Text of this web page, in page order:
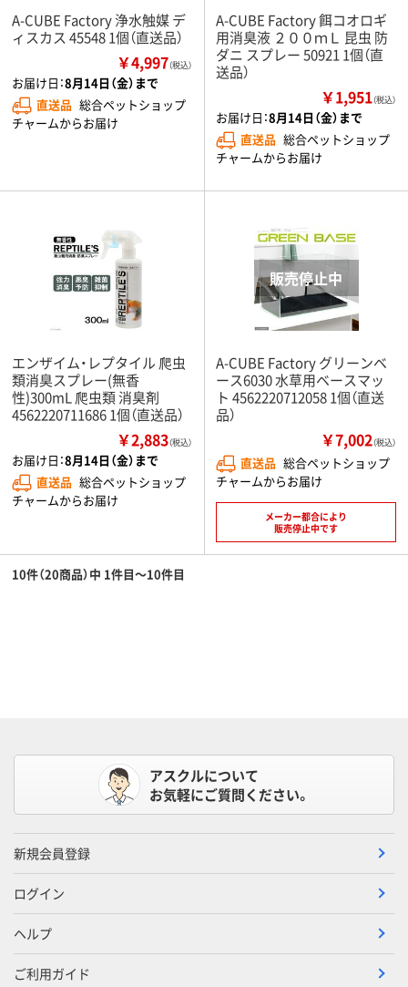
A-CUBE Factory 浄水触媒 デ
ィスカス 45548 1個（直送品）
￥4,997（税込）
お届け日：8月14日（金）まで
直送品 総合ペットショップ
チャームからお届け
A-CUBE Factory 餌コオロギ
用消臭液 ２００ｍＬ 昆虫 防
ダニ スプレー 50921 1個（直
送品）
￥1,951（税込）
お届け日：8月14日（金）まで
直送品 総合ペットショップ
チャームからお届け
エンザイム・レプタイル 爬虫
類消臭スプレー(無香
性)300mL 爬虫類 消臭剤
4562220711686 1個（直送品）
￥2,883（税込）
お届け日：8月14日（金）まで
直送品 総合ペットショップ
チャームからお届け
A-CUBE Factory グリーンベ
ース6030 水草用ベースマッ
ト 4562220712058 1個（直送
品）
￥7,002（税込）
直送品 総合ペットショップ
チャームからお届け
メーカー都合により
販売停止中です
10件（20商品）中 1件目～10件目
アスクルについて
お気軽にご質問ください。
新規会員登録
ログイン
ヘルプ
ご利用ガイド